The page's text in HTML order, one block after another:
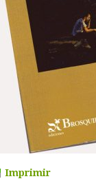
Imprimir